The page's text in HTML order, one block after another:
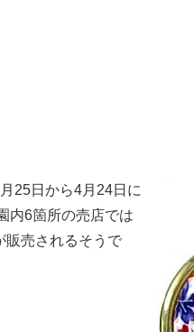
25日から4月24日に
内6箇所の売店では
販売されるそうで